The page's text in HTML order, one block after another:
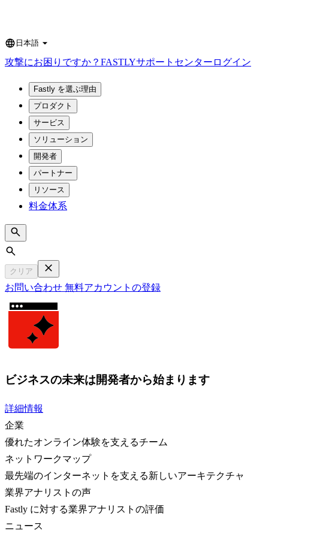
Language
日本語
攻撃にお困りですか？ FASTLYサポートセンター ログイン
Fastly を選ぶ理由
プロダクト
サービス
ソリューション
開発者
パートナー
リソース
料金体系
Search
クリア
お問い合わせ 無料アカウントの登録
ビジネスの未来は開発者から始まります
詳細情報
企業
優れたオンライン体験を支えるチーム
ネットワークマップ
最先端のインターネットを支える新しいアーキテクチャ
業界アナリストの声
Fastly に対する業界アナリストの評価
ニュース